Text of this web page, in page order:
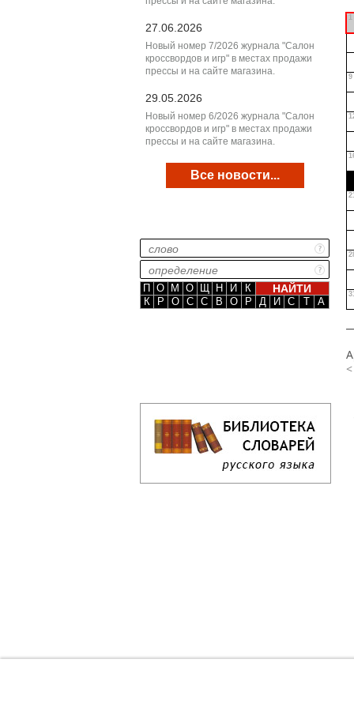
27.06.2026
Новый номер 7/2026 журнала "Салон
кроссвордов и игр" в местах продажи
прессы и на сайте магазина.
29.05.2026
Новый номер 6/2026 журнала "Салон
кроссвордов и игр" в местах продажи
прессы и на сайте магазина.
Все новости...
П О М О Щ Н И
К
К
Р О С С В О Р Д И С Т А
1
9
<